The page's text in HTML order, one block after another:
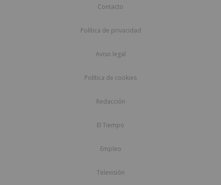
Contacto
Política de privacidad
Aviso legal
Política de cookies
Redacción
El Tiempo
Empleo
Televisión